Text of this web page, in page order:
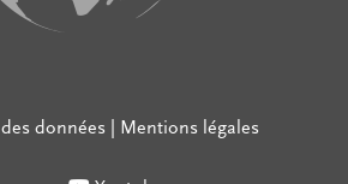
données Mentions légales